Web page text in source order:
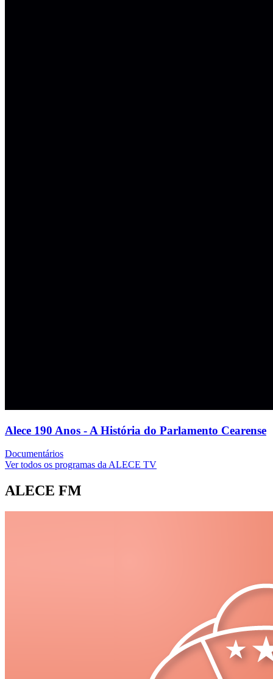
Alece 190 Anos - A História do Parlamento Cearense
Documentários
Ver todos os programas da ALECE TV
ALECE FM